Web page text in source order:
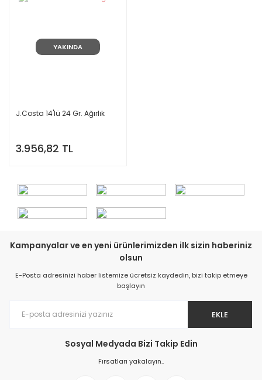
YAKINDA
J.Costa 14'lü 24 Gr. Ağırlık
3.956,82 TL
Kampanyalar ve en yeni ürünlerimizden ilk sizin haberiniz
olsun
E-Posta adresinizi haber listemize ücretsiz kaydedin, bizi takip etmeye
başlayın
EKLE
Sosyal Medyada Bizi Takip Edin
Fırsatları yakalayın..